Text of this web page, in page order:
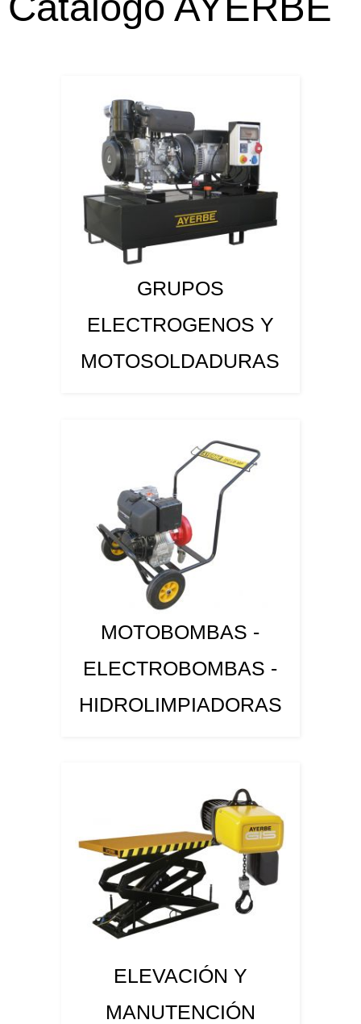
GRUPOS
ELECTROGENOS Y
MOTOSOLDADURAS
MOTOBOMBAS -
ELECTROBOMBAS -
HIDROLIMPIADORAS
ELEVACIÓN Y
MANUTENCIÓN